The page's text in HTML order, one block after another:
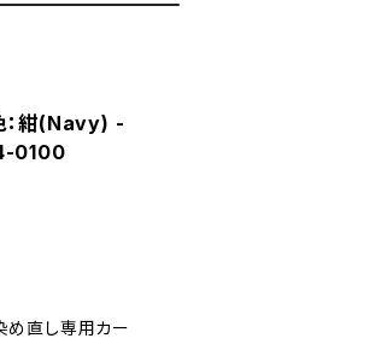
：紺(Navy) -
0100
め直し専用カー